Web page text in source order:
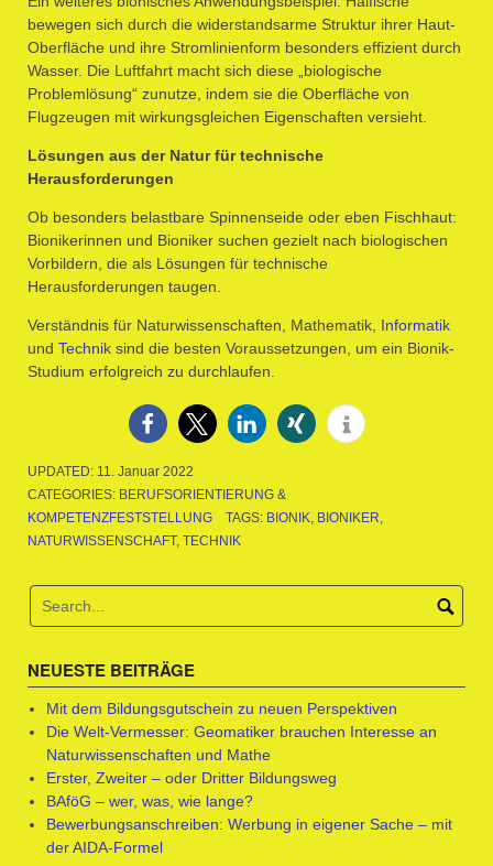
bewegen sich durch die widerstandsarme Struktur ihrer Haut-
Oberfläche und ihre Stromlinienform besonders effizient durch
Wasser. Die Luftfahrt macht sich diese „biologische
Problemlösung“ zunutze, indem sie die Oberfläche von
Flugzeugen mit wirkungsgleichen Eigenschaften versieht.
Lösungen aus der Natur für technische
Herausforderungen
Ob besonders belastbare Spinnenseide oder eben Fischhaut:
Bionikerinnen und Bioniker suchen gezielt nach biologischen
Vorbildern, die als Lösungen für technische
Herausforderungen taugen.
Verständnis für Naturwissenschaften, Mathematik, Informatik
und Technik sind die besten Voraussetzungen, um ein Bionik-
Studium erfolgreich zu durchlaufen.
UPDATED: 11. Januar 2022
CATEGORIES: BERUFSORIENTIERUNG &
KOMPETENZFESTSTELLUNG
TAGS: BIONIK BIONIKER
NATURWISSENSCHAFT, TECHNIK
NEUESTE BEITRÄGE
Mit dem Bildungsgutschein zu neuen Perspektiven
Die Welt-Vermesser: Geomatiker brauchen Interesse an
Naturwissenschaften und Mathe
Erster, Zweiter – oder Dritter Bildungsweg
BAföG – wer, was, wie lange?
Bewerbungsanschreiben: Werbung in eigener Sache – mit
der AIDA-Formel